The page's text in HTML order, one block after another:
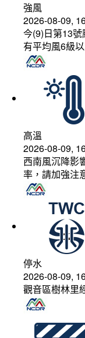
強風
2026-08-09,
今(9)日第13
有平均風6級
高溫
2026-08-09,
西南風沉降影
率，請加強注
停水
2026-08-09,
觀音區樹林里